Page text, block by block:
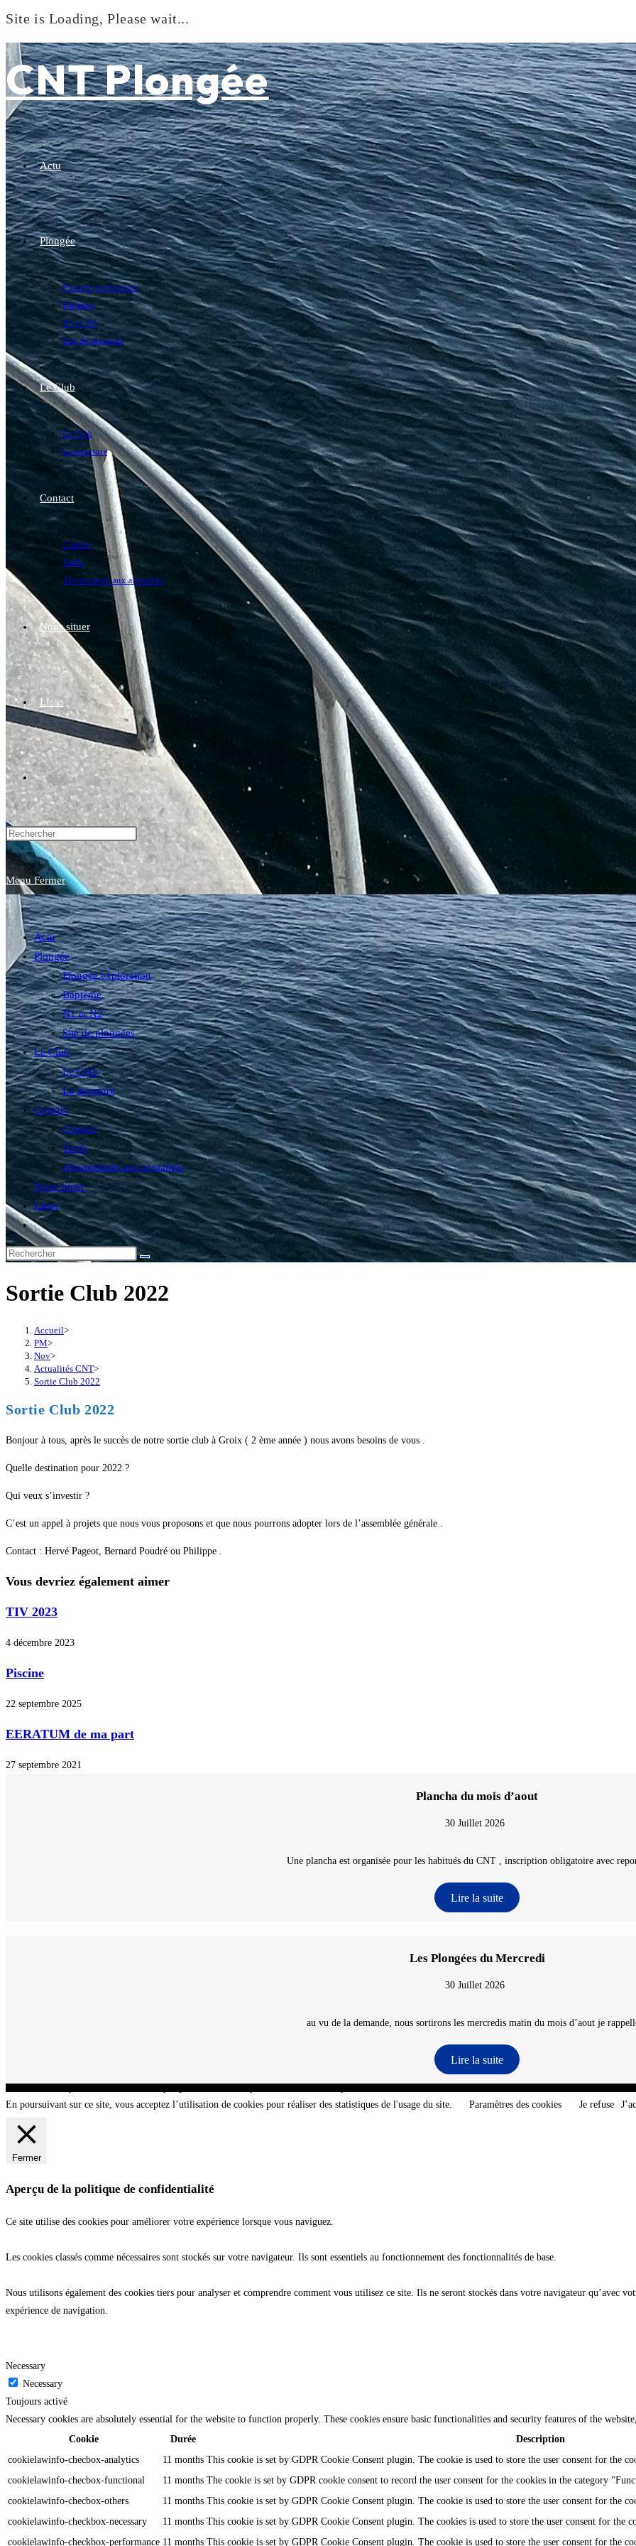
Site is Loading, Please wait...
to
content
CNT Plongée
Actu
Plongée
Plongée exploration
Baptême
N1 et N2
Site de plongées
Le Club
Le Club
La structure
Contact
Contact
Tarifs
Abonnement aux actualités
Nous situer
Liens
Toggle
website
search
Menu Fermer
Actu
Plongée
Plongée exploration
Baptême
N1 et N2
Site de plongées
Le Club
Le Club
La structure
Contact
Contact
Tarifs
Abonnement aux actualités
Nous situer
Liens
Toggle
website
search
Sortie Club 2022
Accueil>
PM>
Nov>
Actualités CNT>
Sortie Club 2022
Sortie Club 2022
Bonjour à tous, après le succès de notre sortie club à Groix ( 2 ème année ) nous avons besoins de vous .
Quelle destination pour 2022 ?
Qui veux s’investir ?
C’est un appel à projets que nous vous proposons et que nous pourrons adopter lors de l’assemblée générale .
Contact : Hervé Pageot, Bernard Poudré ou Philippe .
Vous devriez également aimer
TIV 2023
4 décembre 2023
Piscine
22 septembre 2025
EERATUM de ma part
27 septembre 2021
Plancha du mois d’aout
30 Juillet 2026
Une plancha est organisée pour les habitués du CNT , inscription obligatoire avec
Lire la suite
Les Plongées du Mercredi
30 Juillet 2026
au vu de la demande, nous sortirons les mercredis matin du mois d’aout je
Lire la suite
En poursuivant sur ce site, vous acceptez l’utilisation de cookies pour réaliser des statistiques de l'usage du site. Paramètres des cookies Je refuse
Fermer
Aperçu de la politique de confidentialité
Ce site utilise des cookies pour améliorer votre expérience lorsque vous naviguez.
Les cookies classés comme nécessaires sont stockés sur votre navigateur. Ils sont essentiels au fonctionnement des fonctionnalités de base.
Nous utilisons également des cookies tiers pour analyser et comprendre comment vous utilisez ce site. Ils ne seront stockés dans votre navigateur qu’avec
expérience de navigation.
Necessary
Necessary
Toujours activé
Necessary cookies are absolutely essential for the website to function properly. These cookies ensure basic functionalities and security features of the
Cookie
Durée
Description
cookielawinfo-checbox-analytics
11 months This cookie is set by GDPR Cookie Consent plugin. The cookie is used to store the user consent for the
cookielawinfo-checbox-functional
11 months The cookie is set by GDPR cookie consent to record the user consent for the cookies in the category
cookielawinfo-checbox-others
11 months This cookie is set by GDPR Cookie Consent plugin. The cookie is used to store the user consent for the
cookielawinfo-checkbox-necessary
11 months This cookie is set by GDPR Cookie Consent plugin. The cookies is used to store the user consent for the
cookielawinfo-checkbox-performance 11 months This cookie is set by GDPR Cookie Consent plugin. The cookie is used to store the user consent for the